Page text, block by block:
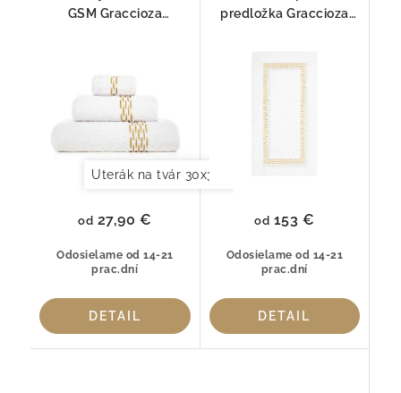
GSM Graccioza
Uterák na tvár 30x30cm
Odosielame od 14-21
prac.dní
od 27,90 €
DETAIL
predložka Graccioza
Odosielame od 14-21
prac.dní
od 153 €
DETAIL